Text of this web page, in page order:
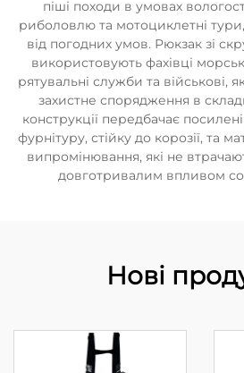
піші походи в умовах
риболовлю та мотоциклетні
від погодних умов. Рюкзак зі
використовують фахівці
рятувальні служби та військові,
захистне спорядження в
конструкції передбачає
фурнітуру, стійку до корозії, та
випромінювання, які не
довготривалим впливом
Нові